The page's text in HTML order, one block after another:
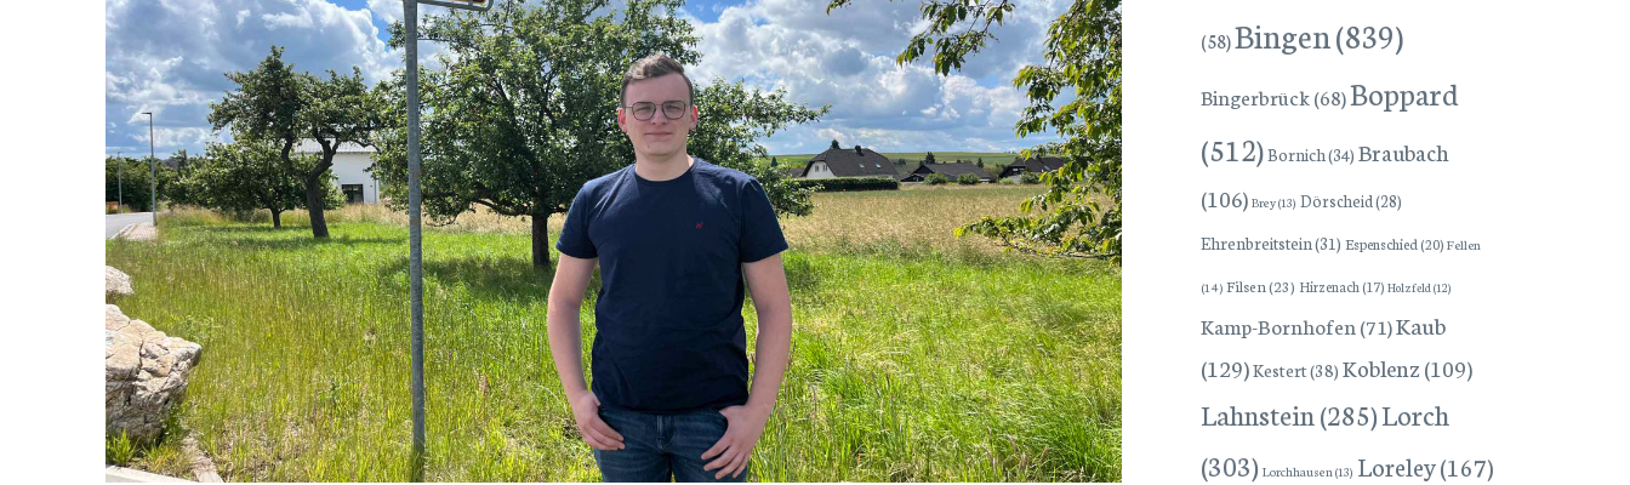
(58)Bingen(839)
Bingerbrück(68)Boppard
(512)Bornich(34) Braubach
(106) Brey(13) Dörscheid(28)
Ehrenbreitstein(31) Espenschied (20) Fellen
(14) Filsen(23) Hirzenach (17) Holzfeld(12)
Kamp-Bornhofen (71)Kaub
(129)Kestert(38) Koblenz(109)
Lahnstein(285)Lorch
(303) Lorchhausen (13) Loreley(167)